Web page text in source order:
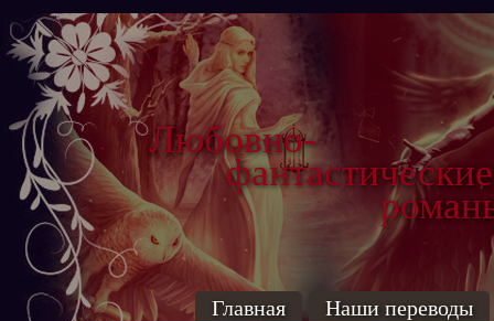
Любовно-
фантастические
Главная Наши переводы